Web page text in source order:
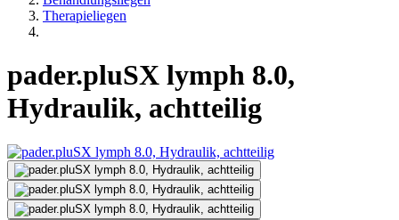
Therapieliegen
pader.pluSX lymph 8.0,
Hydraulik, achtteilig